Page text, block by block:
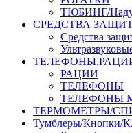
ТЮБИНГ/
СРЕДСТВА
Средства
РАЦИИ
ТЕЛЕФОНЫ
ТЕЛЕФОНЫ
ТЕРМОМЕТРЫ/
Тумблеры/Кнопки/